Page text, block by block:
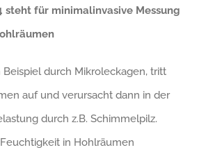
steht für minimalinvasive Messung
durch Mikroleckagen, tritt
auf und verursacht dann in der
durch z.B. Schimmelpilz.
in Hohlräumen